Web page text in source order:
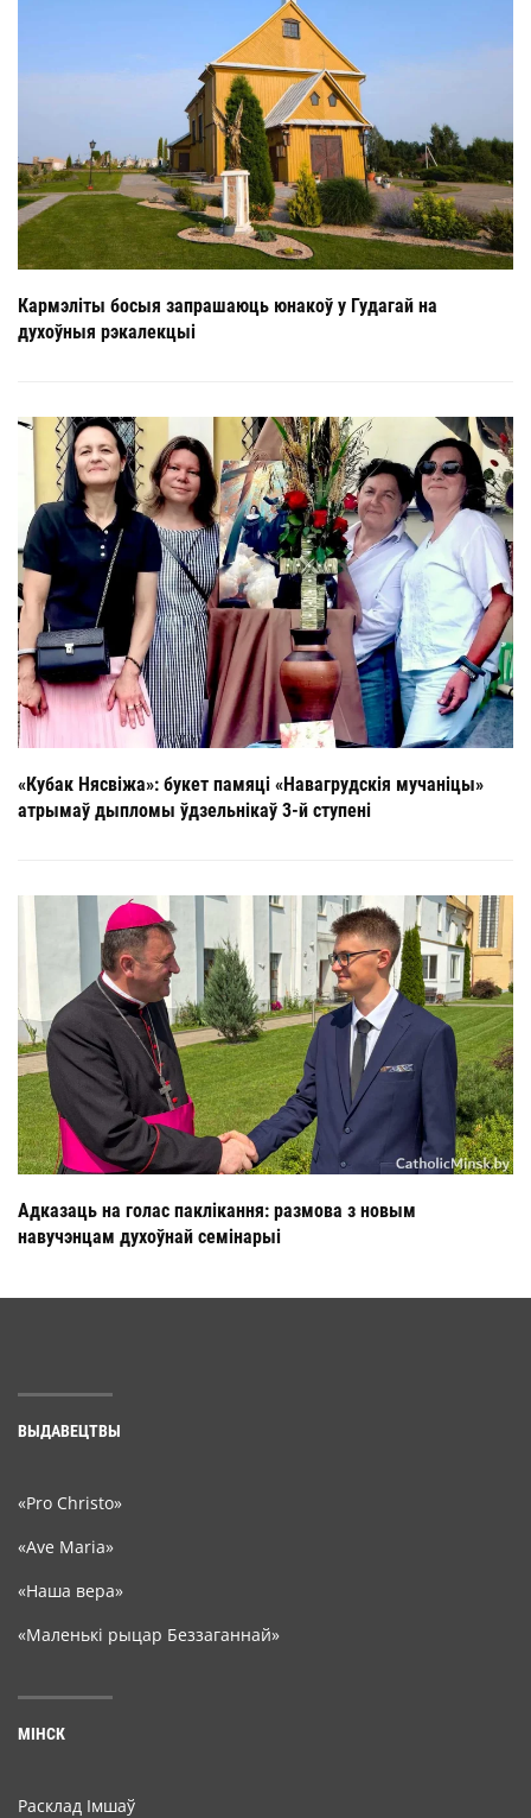
Кармэліты босыя запрашаюць юнакоў у Гудагай на
духоўныя рэкалекцыі
«Кубак Нясвіжа»: букет памяці «Навагрудскія мучаніцы»
атрымаў дыпломы ўдзельнікаў 3-й ступені
Адказаць на голас паклікання: размова з новым
навучэнцам духоўнай семінарыі
ВЫДАВЕЦТВЫ
«Pro Christo»
«Ave Maria»
«Наша вера»
«Маленькі рыцар Беззаганнай»
МІНСК
Расклад Імшаў